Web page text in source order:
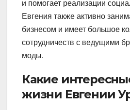
и помогает реализации
Евгения также активно
бизнесом и имеет большое
сотрудничеств с ведущими
моды.
Какие
жизни Евгении